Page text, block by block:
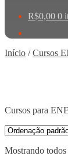
R$0,00 0
Início /Cursos
Cursos para
Mostrando